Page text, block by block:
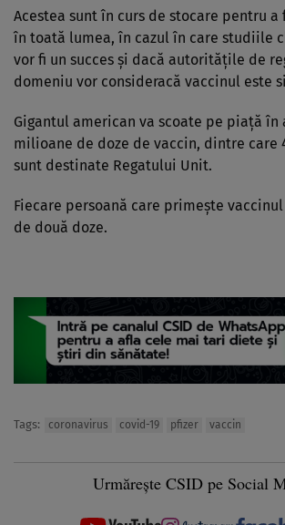
Acestea sunt în curs de stocare pentru a
în toată lumea, în cazul în care studiile
vor fi un succes şi dacă autorităţile de
domeniu vor consideracă vaccinul este
Gigantul american va scoate pe piaţă în
milioane de doze de vaccin, dintre care
sunt destinate Regatului Unit.
Fiecare persoană care primeşte
de două doze.
Tags: coronavirus covid-19 pfizer vaccin
Urmărește CSID pe Social